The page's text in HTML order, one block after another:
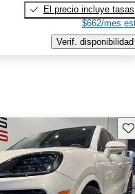
El precio incluye tasas
$662/mes
Verif. disponibilidad